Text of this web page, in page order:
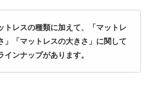
トレスの種類に加えて、「マットレ
」「マットレスの大きさ」に関して
インナップがあります。